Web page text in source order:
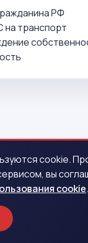
РФ
транспорт
3
Калининске
cookie.
вы
cookie.